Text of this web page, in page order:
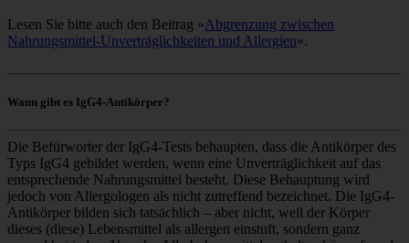
Lesen Sie bitte auch den Beitrag »Abgrenzung zwischen
Nahrungsmittel-Unverträglichkeiten und Allergien«.
Wann gibt es IgG4-Antikörper?
Die Befürworter der IgG4-Tests behaupten, dass die Antikörper des
Typs IgG4 gebildet werden, wenn eine Unverträglichkeit auf das
entsprechende Nahrungsmittel besteht. Diese Behauptung wird
jedoch von Allergologen als nicht zutreffend bezeichnet. Die IgG4-
Antikörper bilden sich tatsächlich – aber nicht, weil der Körper
dieses (diese) Lebensmittel als allergen einstuft, sondern ganz